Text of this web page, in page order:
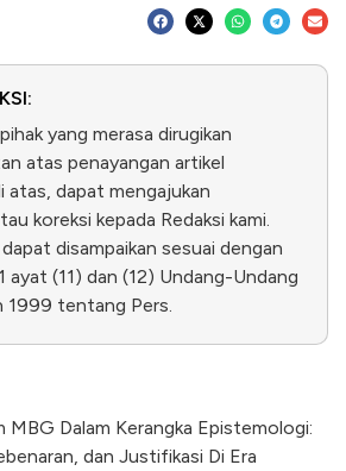
yang merasa dirugikan
atas penayangan artikel
atas, dapat mengajukan
koreksi kepada Redaksi kami.
disampaikan sesuai dengan
ayat (11) dan (12) Undang-Undang
tentang Pers.
MBG Dalam Kerangka Epistemologi:
dan Justifikasi Di Era